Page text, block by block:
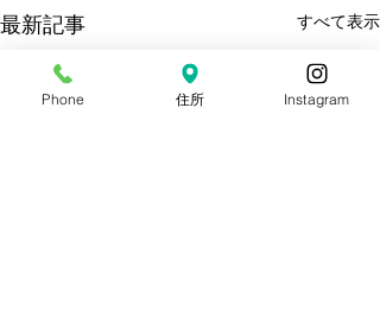
最新記事 すべて表示
Phone 住所 Instagram